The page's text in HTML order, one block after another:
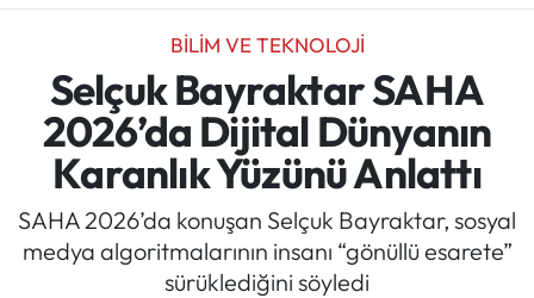
BILIM VE TEKNOLOJI
Selçuk Bayraktar SAHA
2026’da Dijital Dünyanın
Karanlık Yüzünü Anlattı
SAHA 2026’da konuşan Selçuk Bayraktar, sosyal
medya algoritmalarının insanı “gönüllü esarete”
sürüklediğini söyledi
Spor
Türkiye
Kültür/Sanat
Politika
Politik Kulis
Trabzon Hava Durumu
Trabzon Trafik Yoğunluk Haritası
Süper Lig Puan Durumu ve Fikstür
Tüm Manşetler
Son Dakika Haberleri